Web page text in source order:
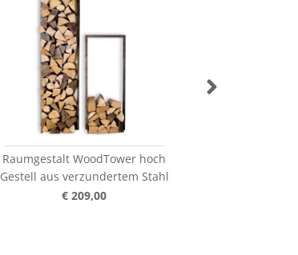
Raumgestalt WoodTower hoch
Gestell aus verzundertem Stahl
€ 209,00